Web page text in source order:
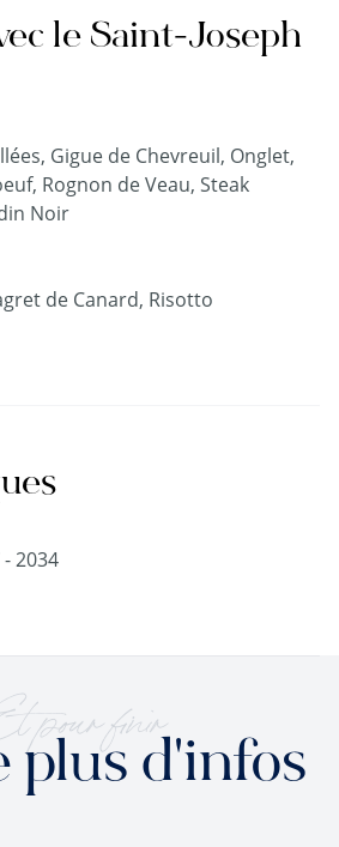
le Saint-Joseph
Gigue de Chevreuil, Onglet,
Rognon de Veau, Steak
Noir
de Canard, Risotto
2034
pour finir
plus d'infos